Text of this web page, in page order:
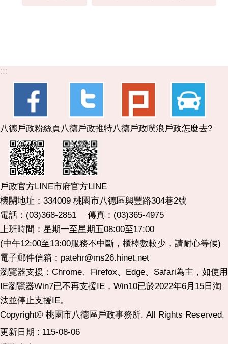
:::
八德戶政粉絲頁 八德戶政推特八德戶政噗浪戶政怎麼去?
戶政官方LINE市府官方LINE
機關地址：334009 桃園市八德區興豐路304巷2號
電話：(03)368-2851 傳真：(03)365-4975
上班時間：星期一至星期五08:00至17:00
(中午12:00至13:00服務不中斷，櫃檯數較少，請耐心等候)
電子郵件信箱：patehr@ms26.hinet.net
瀏覽器支援：Chrome、Firefox、Edge、Safari為主，如使用
IE瀏覽器Win7已不再支援IE，Win10已於2022年6月15日淘
汰並停止支援IE。
Copyright© 桃園市八德區戶政事務所. All Rights Reserved.
更新日期
115-08-06